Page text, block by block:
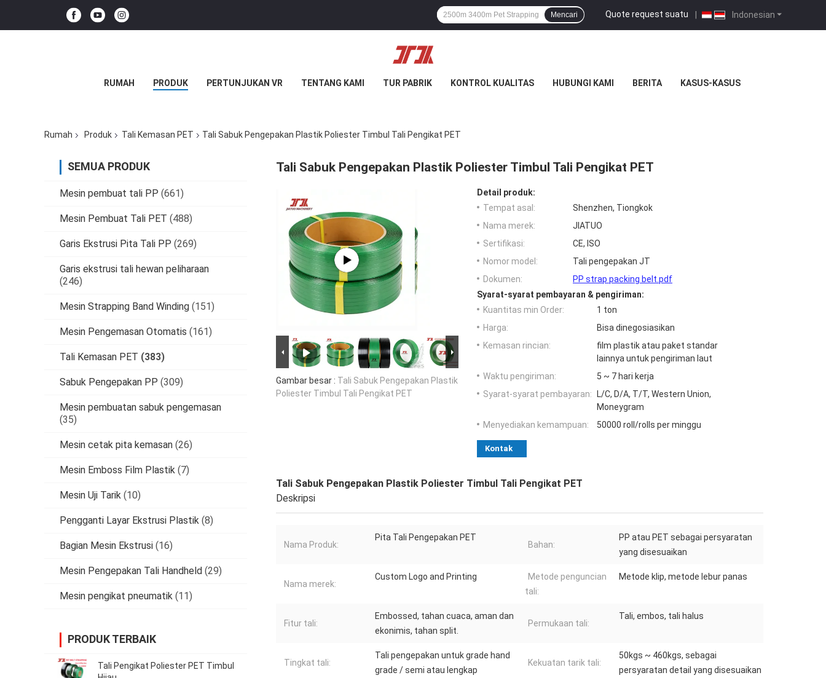
Indonesian
Quote request suatu |
Mencari
RUMAH PRODUK PERTUNJUKAN VR TENTANG KAMI TUR PABRIK KONTROL KUALITAS HUBUNGI KAMI BERITA KASUS-KASUS
Rumah Produk Tali Kemasan PET Tali Sabuk Pengepakan Plastik Poliester Timbul Tali Pengikat PET
SEMUA PRODUK
Mesin pembuat tali PP (661)
Mesin Pembuat Tali PET (488)
Garis Ekstrusi Pita Tali PP (269)
Garis ekstrusi tali hewan peliharaan
(246)
Mesin Strapping Band Winding (151)
Mesin Pengemasan Otomatis (161)
Tali Kemasan PET (383)
Sabuk Pengepakan PP (309)
Mesin pembuatan sabuk pengemasan
(35)
Mesin cetak pita kemasan (26)
Mesin Emboss Film Plastik (7)
Mesin Uji Tarik (10)
Pengganti Layar Ekstrusi Plastik (8)
Bagian Mesin Ekstrusi (16)
Mesin Pengepakan Tali Handheld (29)
Mesin pengikat pneumatik (11)
PRODUK TERBAIK
Tali Pengikat Poliester PET Timbul
Tali Sabuk Pengepakan Plastik Poliester Timbul Tali Pengikat PET
Gambar besar : Tali Sabuk Pengepakan Plastik
Poliester Timbul Tali Pengikat PET
Detail produk:
Tempat asal:
Shenzhen, Tiongkok
Nama merek:
JIATUO
Sertifikasi:
CE, ISO
Nomor model:
Tali pengepakan JT
Dokumen:
PP strap packing belt.pdf
Syarat-syarat pembayaran & pengiriman:
Kuantitas min Order:
1 ton
Harga:
Bisa dinegosiasikan
Kemasan rincian:
film plastik atau paket standar
lainnya untuk pengiriman laut
Waktu pengiriman:
5 ~ 7 hari kerja
Syarat-syarat pembayaran:
L/C, D/A, T/T, Western Union,
Moneygram
Menyediakan kemampuan:
50000 roll/rolls per minggu
Kontak
Tali Sabuk Pengepakan Plastik Poliester Timbul Tali Pengikat PET
Deskripsi
Nama Produk:
Pita Tali Pengepakan PET
Bahan:
PP atau PET sebagai persyaratan
yang disesuaikan
Nama merek:
Custom Logo and Printing
Metode penguncian
tali:
Metode klip, metode lebur panas
Fitur tali:
Embossed, tahan cuaca, aman dan
ekonimis, tahan split.
Permukaan tali:
Tali, embos, tali halus
Tingkat tali:
Tali pengepakan untuk grade hand
grade / semi atau lengkap
Kekuatan tarik tali:
50kgs ~ 460kgs, sebagai
persyaratan detail yang disesuaikan